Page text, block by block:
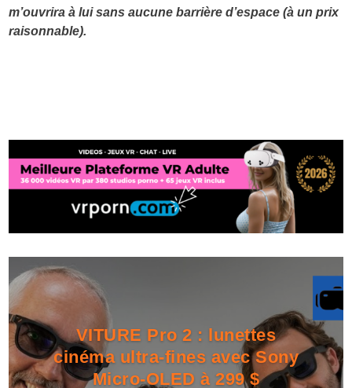
m’ouvrira à lui sans aucune barrière d’espace (à un prix
raisonnable).
VITURE Pro 2 : lunettes
cinéma ultra-fines avec Sony
Micro-OLED à 299 $